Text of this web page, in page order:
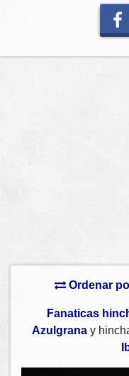
Ordenar
Fanaticas
Azulgranay